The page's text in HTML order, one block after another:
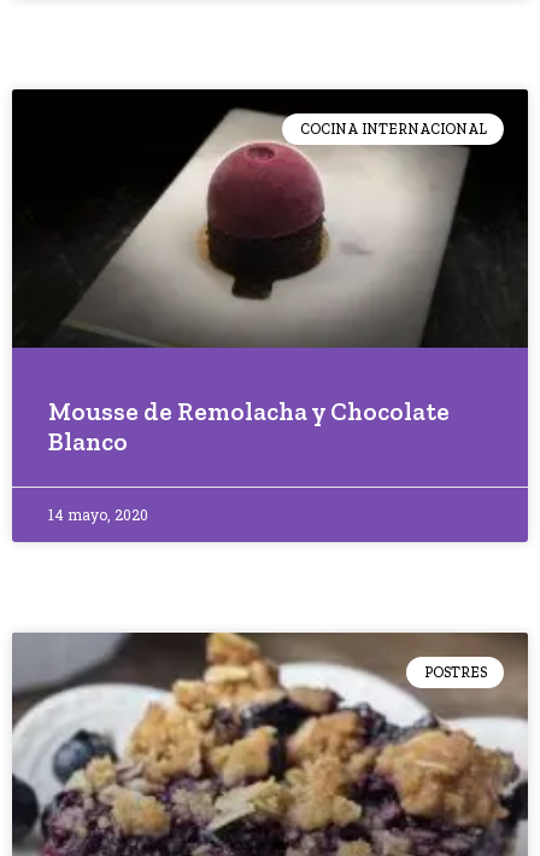
COCINA INTERNACIONAL
Mousse de Remolacha y Chocolate
Blanco
14 mayo, 2020
POSTRES